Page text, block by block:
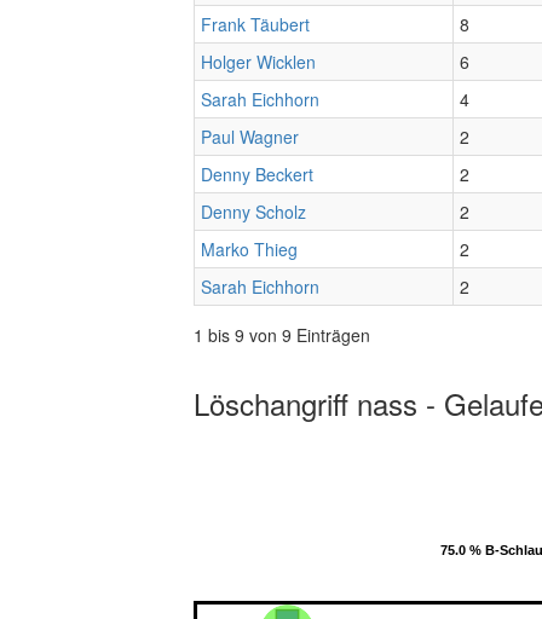
Frank Täubert
8
Holger Wicklen
6
Sarah Eichhorn
4
Paul Wagner
2
Denny Beckert
2
Denny Scholz
2
Marko Thieg
2
Sarah Eichhorn
2
1 bis 9 von 9 Einträgen
Löschangriff nass -
75.0 % B-
75.0 % B-